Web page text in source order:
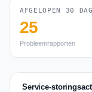
AFGELOPEN 30
25
Probleemrapporten
Service-